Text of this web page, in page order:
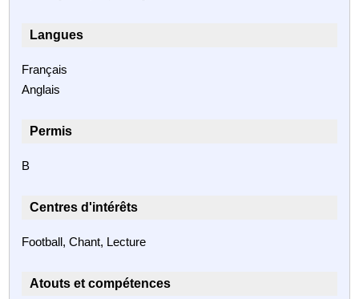
Langues
Français
Anglais
Permis
B
Centres d'intérêts
Football, Chant, Lecture
Atouts et compétences